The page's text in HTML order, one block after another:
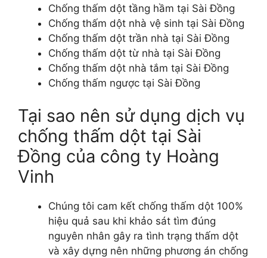
Chống thấm dột tầng hầm tại Sài Đồng
Chống thấm dột nhà vệ sinh tại Sài Đồng
Chống thấm dột trần nhà tại Sài Đồng
Chống thấm dột từ nhà tại Sài Đồng
Chống thấm dột nhà tắm tại Sài Đồng
Chống thấm ngược tại Sài Đồng
Tại sao nên sử dụng dịch vụ
chống thấm dột tại Sài
Đồng của công ty Hoàng
Vinh
Chúng tôi cam kết chống thấm dột 100%
hiệu quả sau khi khảo sát tìm đúng
nguyên nhân gây ra tình trạng thấm dột
và xây dựng nên những phương án chống